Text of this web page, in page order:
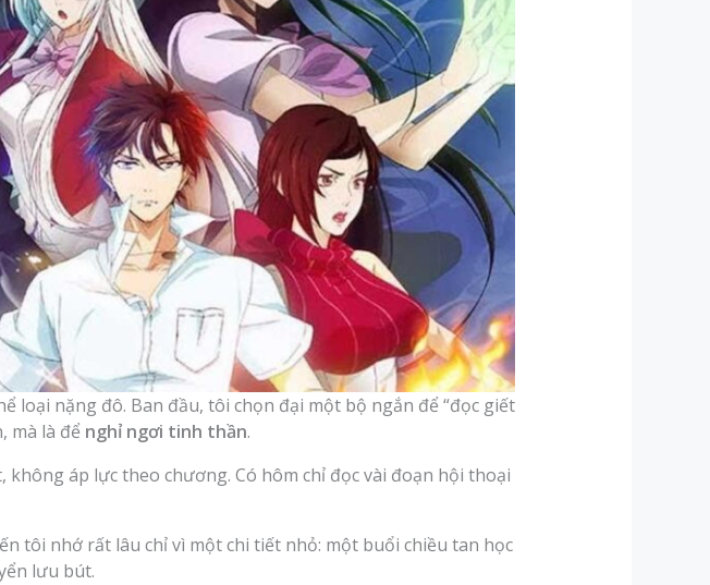
loại nặng đô. Ban đầu, tôi chọn đại một bộ ngắn để “đọc giết
mà là để nghỉ ngơi tinh thần.
áp lực theo chương. Có hôm chỉ đọc vài đoạn hội thoại
tôi nhớ rất lâu chỉ vì một chi tiết nhỏ: một buổi chiều tan học
lưu bút.